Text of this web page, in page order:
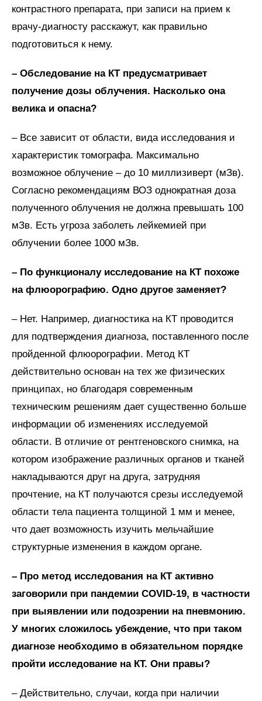
контрастного препарата, при записи на прием к
врачу-диагносту расскажут, как правильно
подготовиться к нему.
– Обследование на КТ предусматривает
получение дозы облучения. Насколько она
велика и опасна?
– Все зависит от области, вида исследования и
характеристик томографа. Максимально
возможное облучение – до 10 миллизиверт (мЗв).
Согласно рекомендациям ВОЗ однократная доза
полученного облучения не должна превышать 100
мЗв. Есть угроза заболеть лейкемией при
облучении более 1000 мЗв.
– По функционалу исследование на КТ похоже
на флюорографию. Одно другое заменяет?
– Нет. Например, диагностика на КТ проводится
для подтверждения диагноза, поставленного после
пройденной флюорографии. Метод КТ
действительно основан на тех же физических
принципах, но благодаря современным
техническим решениям дает существенно больше
информации об изменениях исследуемой
области. В отличие от рентгеновского снимка, на
котором изображение различных органов и тканей
накладываются друг на друга, затрудняя
прочтение, на КТ получаются срезы исследуемой
области тела пациента толщиной 1 мм и менее,
что дает возможность изучить мельчайшие
структурные изменения в каждом органе.
– Про метод исследования на КТ активно
заговорили при пандемии COVID-19, в частности
при выявлении или подозрении на пневмонию.
У многих сложилось убеждение, что при таком
диагнозе необходимо в обязательном порядке
пройти исследование на КТ. Они правы?
– Действительно, случаи, когда при наличии